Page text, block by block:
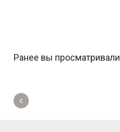
Ранее вы просматривали
‹